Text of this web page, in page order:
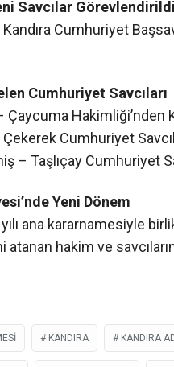
Cumhuriyet Savcıları
Çaycuma Hakimliği’nden
Cumhuriyet
– Taşlıçay Cumhuriyet
Yeni Dönem
ana kararnamesiyle
atanan hakim ve